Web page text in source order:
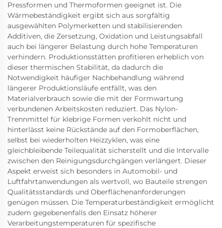
Pressformen und Thermoformen geeignet ist. Die
Wärmebeständigkeit ergibt sich aus sorgfältig
ausgewählten Polymerketten und stabilisierenden
Additiven, die Zersetzung, Oxidation und Leistungsabfall
auch bei längerer Belastung durch hohe Temperaturen
verhindern. Produktionsstätten profitieren erheblich von
dieser thermischen Stabilität, da dadurch die
Notwendigkeit häufiger Nachbehandlung während
längerer Produktionsläufe entfällt, was den
Materialverbrauch sowie die mit der Formwartung
verbundenen Arbeitskosten reduziert. Das Nylon-
Trennmittel für klebrige Formen verkohlt nicht und
hinterlässt keine Rückstände auf den Formoberflächen,
selbst bei wiederholten Heizzyklen, was eine
gleichbleibende Teilequalität sicherstellt und die Intervalle
zwischen den Reinigungsdurchgängen verlängert. Dieser
Aspekt erweist sich besonders in Automobil- und
Luftfahrtanwendungen als wertvoll, wo Bauteile strengen
Qualitätsstandards und Oberflächenanforderungen
genügen müssen. Die Temperaturbeständigkeit ermöglicht
zudem gegebenenfalls den Einsatz höherer
Verarbeitungstemperaturen für spezifische